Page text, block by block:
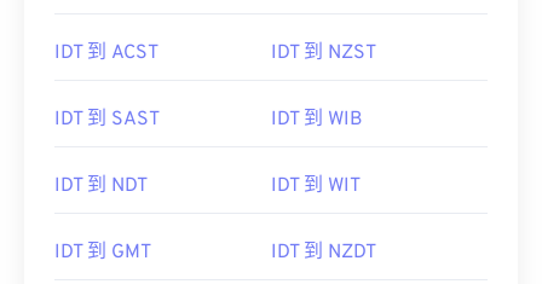
IDT 到 ACST IDT 到 NZST
IDT 到 SAST IDT 到 WIB
IDT 到 NDT IDT 到 WIT
IDT 到 GMT IDT 到 NZDT